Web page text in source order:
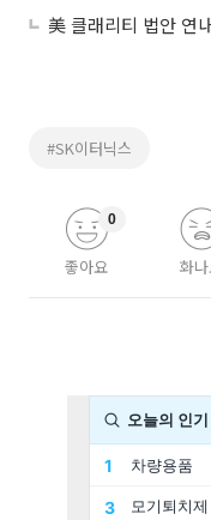
#SK이터닉스
좋아요
0
화